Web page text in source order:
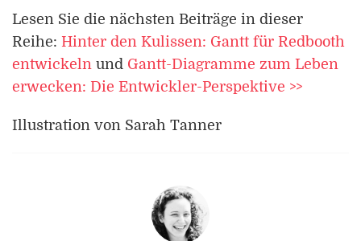
Lesen Sie die nächsten Beiträge in dieser
Reihe: Hinter den Kulissen: Gantt für Redbooth
entwickeln und Gantt-Diagramme zum Leben
erwecken: Die Entwickler-Perspektive >>
Illustration von Sarah Tanner